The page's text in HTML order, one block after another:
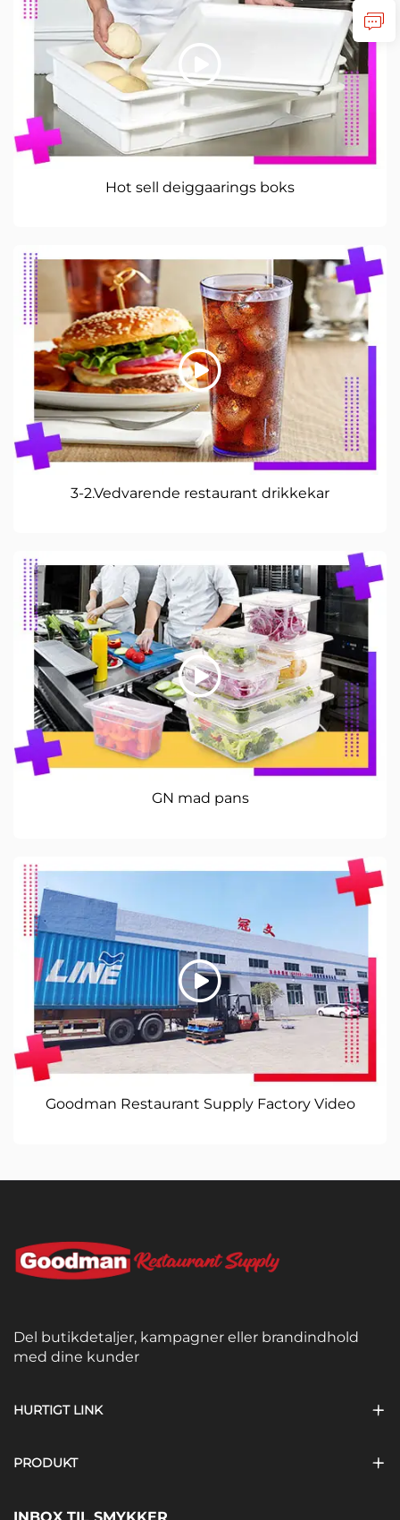
Hot sell deiggaarings boks
3-2.Vedvarende restaurant drikkekar
GN mad pans
Goodman Restaurant Supply Factory Video
Del butikdetaljer, kampagner eller brandindhold
med dine kunder
HURTIGT LINK
PRODUKT